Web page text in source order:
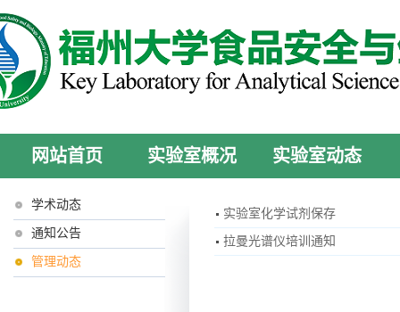
网站首页 实验室概况 实验室动态
学术动态
通知公告
管理动态
实验室化学试剂保存
拉曼光谱仪培训通知